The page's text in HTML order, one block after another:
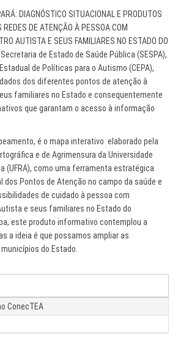
DIAGNÓSTICO SITUACIONAL E PRODUTOS
REDES DE ATENÇÃO À PESSOA COM
AUTISTA E SEUS FAMILIARES NO ESTADO DO
de Estado de Saúde Pública (SESPA),
de Políticas para o Autismo (CEPA),
dos diferentes pontos de atenção à
familiares no Estado e consequentemente
que garantam o acesso à informação
é o mapa interativo elaborado pela
e de Agrimensura da Universidade
(UFRA), como uma ferramenta estratégica
dos Pontos de Atenção no campo da saúde e
de cuidado à pessoa com
e seus familiares no Estado do
este produto informativo contemplou a
a ideia é que possamos ampliar as
do Estado.
ConecTEA